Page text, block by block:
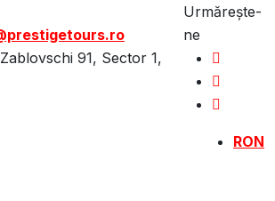
91, Sector 1,
Urmărește-
ne
RON